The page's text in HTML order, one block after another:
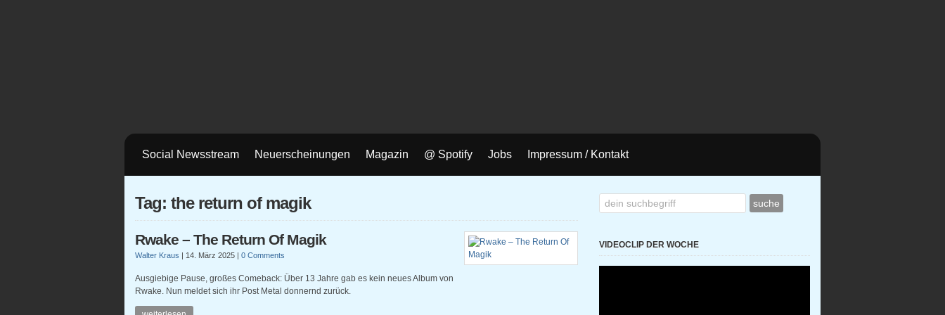
Social Newsstream Neuerscheinungen Magazin @ Spotify Jobs Impressum / Kontakt
Tag: the return of magik
Rwake – The Return Of Magik
Walter Kraus | 14. März 2025 | 0 Comments
Ausgiebige Pause, großes Comeback: Über 13 Jahre gab es kein neues Album von
Rwake. Nun meldet sich ihr Post Metal donnernd zurück.
VIDEOCLIP DER WOCHE